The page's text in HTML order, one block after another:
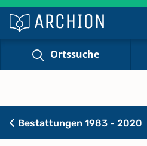
Ortssuche
Bestattungen 1983 - 2020